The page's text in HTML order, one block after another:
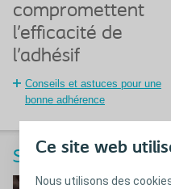
Ce site web
Nous utilisons des
compromettent
l’efficacité de
l’adhésif
Conseils et astuces pour une
bonne adhérence
Soins et